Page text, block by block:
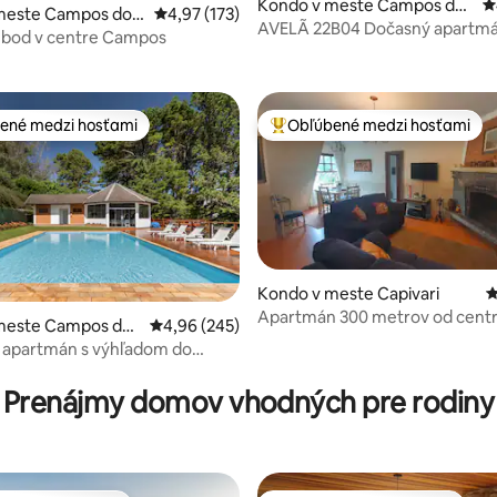
z 5, počet hodnotení: 122
Campos do J Priemerné ohodnotenie 4,97 z 5, počet
4,97 (173)
v centre Campos
Kondo v meste Campos do
Jordão
AVELÃ 22B04 Dočasný
z 5, počet hodnotení: 162
medzi hosťami
medzi hosťami
Campos do
Priemerné ohodnotenie 4,96 z 5, počet
4,96 (245)
s výhľadom do
Najobľúbenejšie medzi hosťami
Obľúbené medzi hosťami
Kondo v meste Capivari
Apartmán 300 metrov od
Prenájmy domov vhodných pre rodiny